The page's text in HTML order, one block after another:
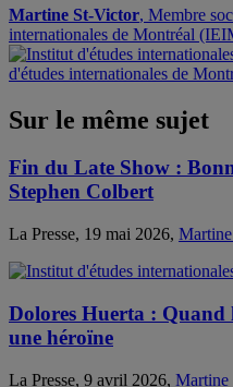
Martine St-Victor, Membre
internationales de Montréal
d'études internationales de
Sur le même sujet
Fin du Late Show :
Stephen Colbert
La Presse, 19 mai 2026,
Dolores Huerta : Quand
une héroïne
La Presse, 9 avril 2026, Martine